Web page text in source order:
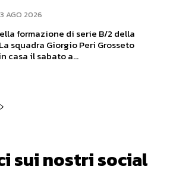
3 AGO 2026
formazione di serie B/2 della
squadra Giorgio Peri Grosseto
casa il sabato a...
sui nostri social